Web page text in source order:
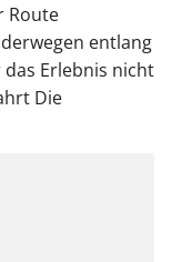
Route
entlang
Erlebnis nicht
Die